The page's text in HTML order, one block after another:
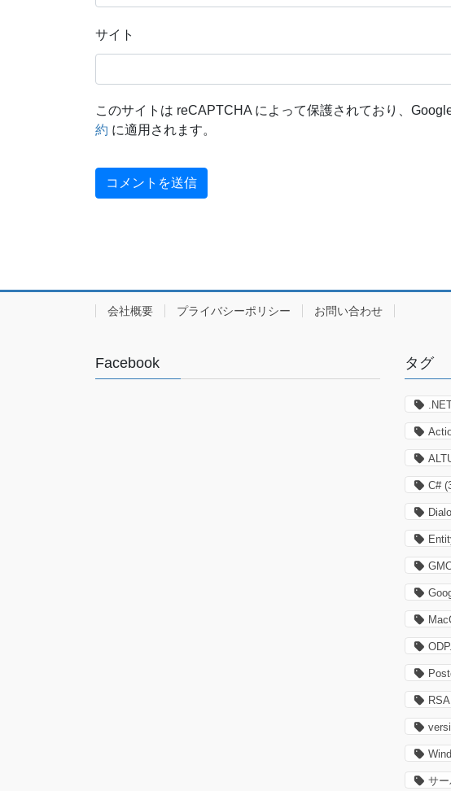
サイト
このサイトは reCAPTCHA によって保護されており、
約 に適用されます。
会社概要 プライバシーポリシー お問い合わせ
Facebook タグ
C#
RSA
サ